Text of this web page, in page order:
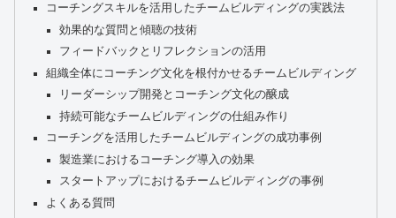
コーチングスキルを活用したチームビルディングの実践法
効果的な質問と傾聴の技術
フィードバックとリフレクションの活用
組織全体にコーチング文化を根付かせるチームビルディング
リーダーシップ開発とコーチング文化の醸成
持続可能なチームビルディングの仕組み作り
コーチングを活用したチームビルディングの成功事例
製造業におけるコーチング導入の効果
スタートアップにおけるチームビルディングの事例
よくある質問